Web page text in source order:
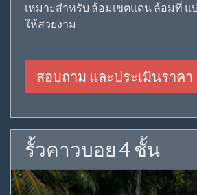
เหมาะสำหรับ ล้อมเขตแดน ล้อมที่ แ
ให้สวยงาม
สอบถาม และประเมินราคา
รั้วคาวบอย 4 ชั้น